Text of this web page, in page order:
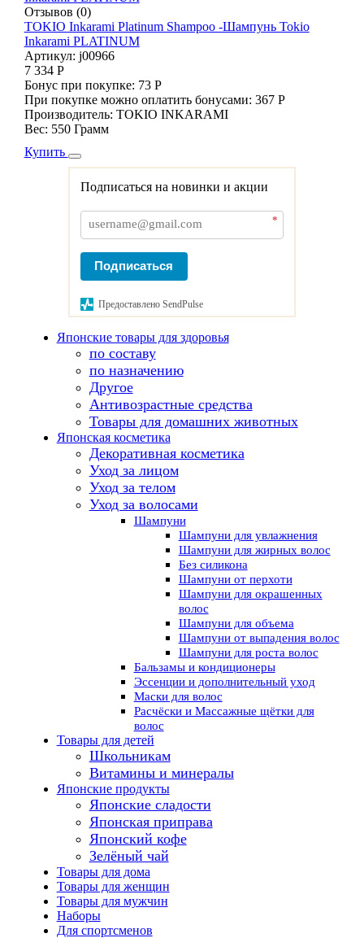
Отзывов (0)
TOKIO Inkarami Platinum Shampoo -Шампунь Tokio
Inkarami PLATINUM
Артикул: j00966
7 334 Р
Бонус при покупке: 73 Р
При покупке можно оплатить бонусами: 367 Р
Производитель: TOKIO INKARAMI
Вес: 550 Грамм
Купить
Подписаться на новинки и акции
*
Подписаться
Предоставлено SendPulse
Японские товары для здоровья
по составу
по назначению
Другое
Антивозрастные средства
Товары для домашних животных
Японская косметика
Декоративная косметика
Уход за лицом
Уход за телом
Уход за волосами
Шампуни
Шампуни для увлажнения
Шампуни для жирных волос
Без силикона
Шампуни от перхоти
Шампуни для окрашенных
волос
Шампуни для объема
Шампуни от выпадения волос
Шампуни для роста волос
Бальзамы и кондиционеры
Эссенции и дополнительный уход
Маски для волос
Расчёски и Массажные щётки для
волос
Товары для детей
Школьникам
Витамины и минералы
Японские продукты
Японские сладости
Японская приправа
Японский кофе
Зелёный чай
Товары для дома
Товары для женщин
Товары для мужчин
Наборы
Для спортсменов